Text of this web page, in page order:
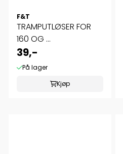
F&T
TRAMPUTLØSER FOR
160 OG ...
39,-
På lager
Kjøp